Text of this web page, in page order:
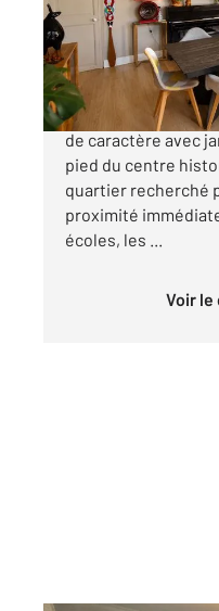
Maison à vendre
519
RARE ! ALBI, cœur
de caractère avec
pied du centre
quartier recherché
proximité
écoles, les ...
Voir